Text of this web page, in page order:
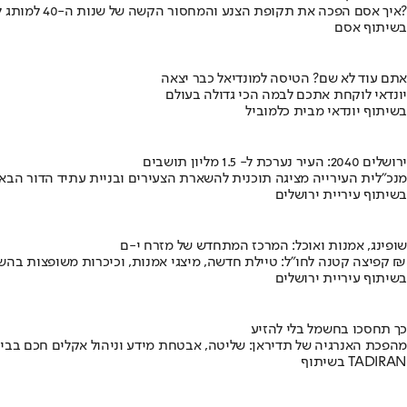
איך אסם הפכה את תקופת הצנע והמחסור הקשה של שנות ה-40 למותג לאומי?
בשיתוף אסם
אתם עוד לא שם? הטיסה למונדיאל כבר יצאה
יונדאי לוקחת אתכם לבמה הכי גדולה בעולם
בשיתוף יונדאי מבית כלמוביל
ירושלים 2040: העיר נערכת ל- 1.5 מליון תושבים
מנכ"לית העירייה מציגה תוכנית להשארת הצעירים ובניית עתיד הדור
בשיתוף עיריית ירושלים
שופינג, אמנות ואוכל: המרכז המתחדש של מזרח י-ם
קפיצה קטנה לחו"ל: טיילת חדשה, מיצגי אמנות, וכיכרות משופצות בהשקעה של 100 מיליון ₪
בשיתוף עיריית ירושלים
כך תחסכו בחשמל בלי להזיע
מהפכת האנרגיה של תדיראן: שליטה, אבטחת מידע וניהול אקלים חכם
בשיתוף TADIRAN